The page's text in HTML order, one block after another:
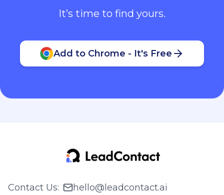
It’s time to find yours.
Add to Chrome - It's Free
Contact Us: hello@leadcontact.ai